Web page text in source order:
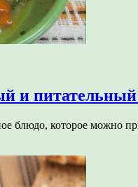
и
блюдо, которое можно